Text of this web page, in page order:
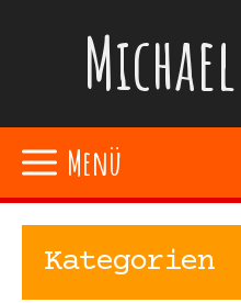
Menü
Kategorien